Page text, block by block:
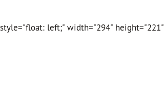
left;" width="294" height="221"